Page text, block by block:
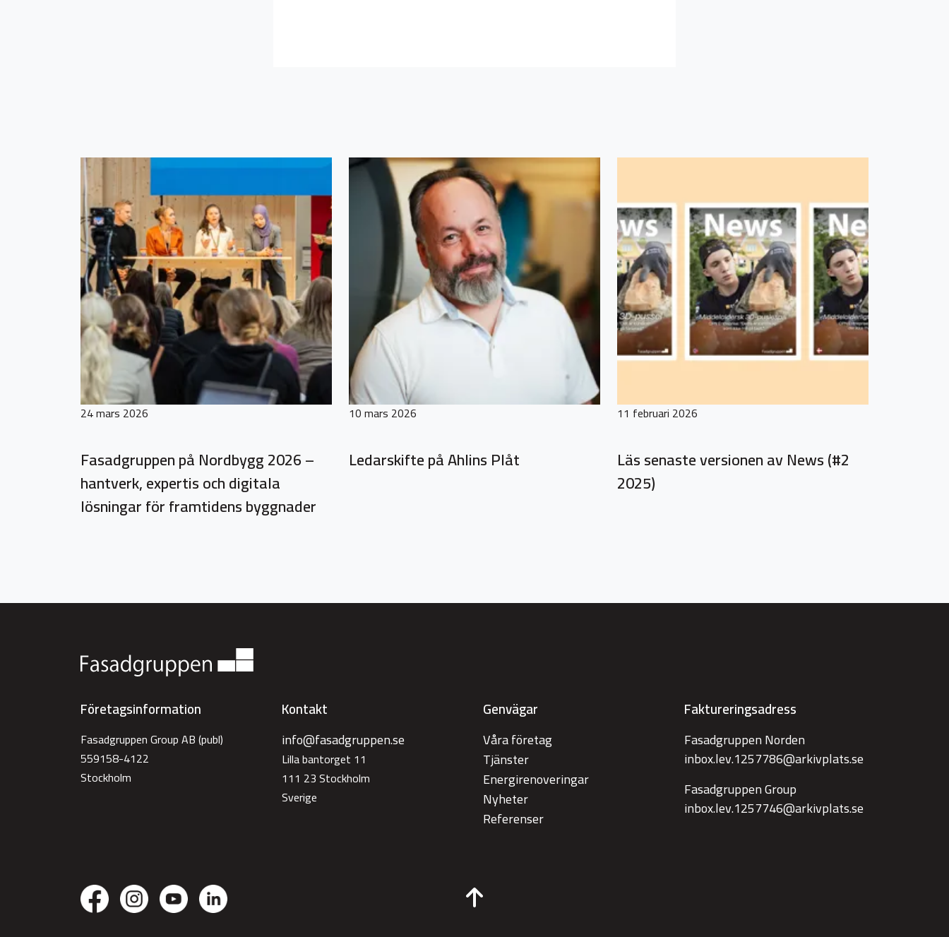
24 mars 2026
Fasadgruppen på Nordbygg 2026 –
hantverk, expertis och digitala
lösningar för framtidens byggnader
10 mars 2026
Ledarskifte på Ahlins Plåt
11 februari 2026
Läs senaste versionen av News (#2
2025)
Företagsinformation
Fasadgruppen Group AB (publ)
559158-4122
Stockholm
Kontakt
info@fasadgruppen.se
Lilla bantorget 11
111 23 Stockholm
Sverige
Genvägar
Våra företag
Tjänster
Energirenoveringar
Nyheter
Referenser
Faktureringsadress
Fasadgruppen Norden
inbox.lev.1257786@arkivplats.se
Fasadgruppen Group
inbox.lev.1257746@arkivplats.se